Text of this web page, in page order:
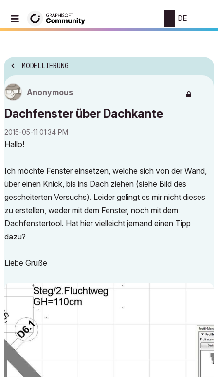
DE
MODELLIERUNG
Anonymous
Dachfenster über Dachkante
‎2015-05-11 01:34 PM
Hallo!
Ich möchte Fenster einsetzen, welche sich von der Wand,
über einen Knick, bis ins Dach ziehen (siehe Bild des
gescheiterten Versuchs). Leider gelingt es mir nicht dieses
zu erstellen, weder mit dem Fenster, noch mit dem
Dachfenstertool. Hat hier vielleicht jemand einen Tipp
dazu?
Liebe Grüße